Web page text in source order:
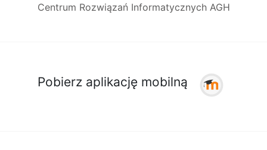
Centrum Rozwiązań Informatycznych AGH
Pobierz aplikację mobilną